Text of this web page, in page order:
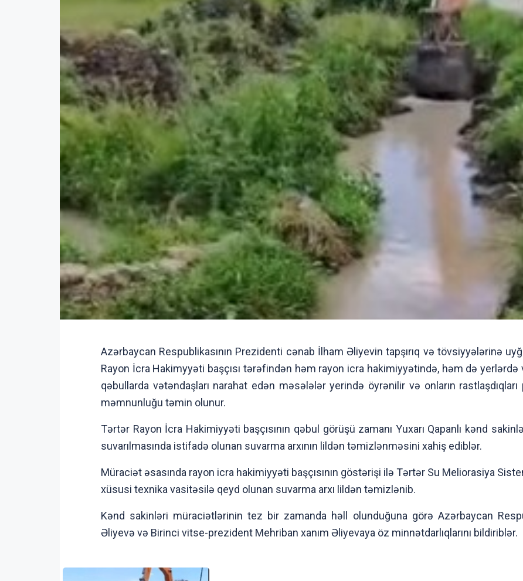
Azərbaycan Respublikasının Prezidenti cənab İlham Əliyevin tapşırıq və tövsiyyələrinə
Rayon İcra Hakimyyəti başçısı tərəfindən həm rayon icra hakimiyyətində, həm də yerlərdə
qəbullarda vətəndaşları narahat edən məsələlər yerində öyrənilir və onların
məmnunluğu təmin olunur.
Tərtər Rayon İcra Hakimiyyəti başçısının qəbul görüşü zamanı Yuxarı Qapanlı kənd
suvarılmasında istifadə olunan suvarma arxının lildən təmizlənməsini xahiş ediblər.
Müraciət əsasında rayon icra hakimiyyəti başçısının göstərişi ilə Tərtər Su Meliorasiya
xüsusi texnika vasitəsilə qeyd olunan suvarma arxı lildən təmizlənib.
Kənd sakinləri müraciətlərinin tez bir zamanda həll olunduğuna görə Azərbaycan
Əliyevə və Birinci vitse-prezident Mehriban xanım Əliyevaya öz minnətdarlıqlarını bildiriblər.